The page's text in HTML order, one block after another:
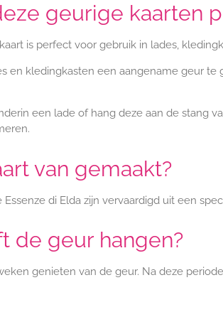
geurige kaarten
is perfect voor gebruik in lades,
en kledingkasten een aangename geur
een lade of hang deze aan de stang
van gemaakt?
di Elda zijn vervaardigd uit een
de geur hangen?
genieten van de geur. Na deze